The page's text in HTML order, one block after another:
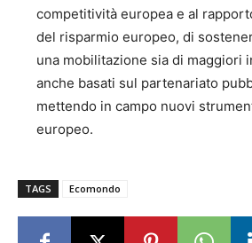
competitività europea e al
del risparmio europeo, di
una mobilitazione sia di maggiori
anche basati sul partenariato
mettendo in campo nuovi
europeo.
TAGS Ecomondo